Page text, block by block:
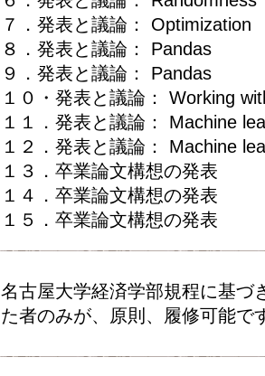
７．発表と議論： Optimization
８．発表と議論： Pandas
９．発表と議論： Pandas
１０・発表と議論： Working
１１．発表と議論： Machine
１２．発表と議論： Machine
１３．卒業論文構想の発表
１４．卒業論文構想の発表
１５．卒業論文構想の発表
名古屋大学経済学部規程に基
た者のみが、原則、履修可能で